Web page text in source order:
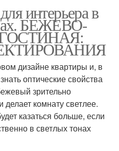
интерьера в
БЕЖЕВО-
дизайне квартиры и, в
оптические свойства
зрительно
делает комнату светлее.
казаться больше, если
в светлых тонах